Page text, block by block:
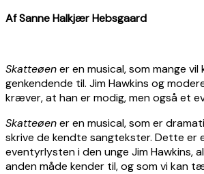
Af Sanne Halkjær Hebsgaard
Skatteøener en musical, som mange
genkendende til. Jim Hawkins og
kræver, at han er modig, men også et
Skatteøener en musical, som er
skrive de kendte sangtekster. Dette er
eventyrlysten i den unge Jim Hawkins,
anden måde kender til, og som vi kan